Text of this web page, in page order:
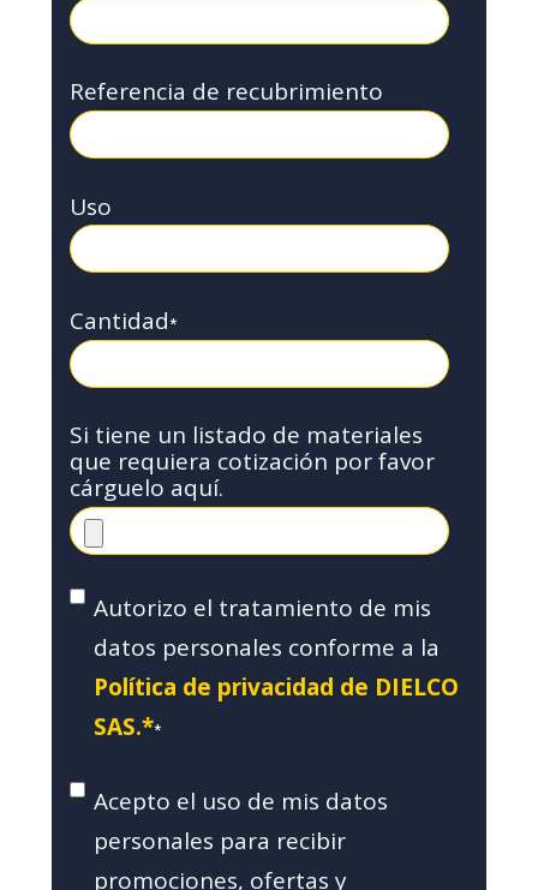
Referencia de recubrimiento
Uso
Cantidad*
Si tiene un listado de materiales
que requiera cotización por favor
cárguelo aquí.
Autorizo el tratamiento de mis
datos personales conforme a la
Política de privacidad de DIELCO
SAS.**
Acepto el uso de mis datos
personales para recibir
promociones, ofertas y